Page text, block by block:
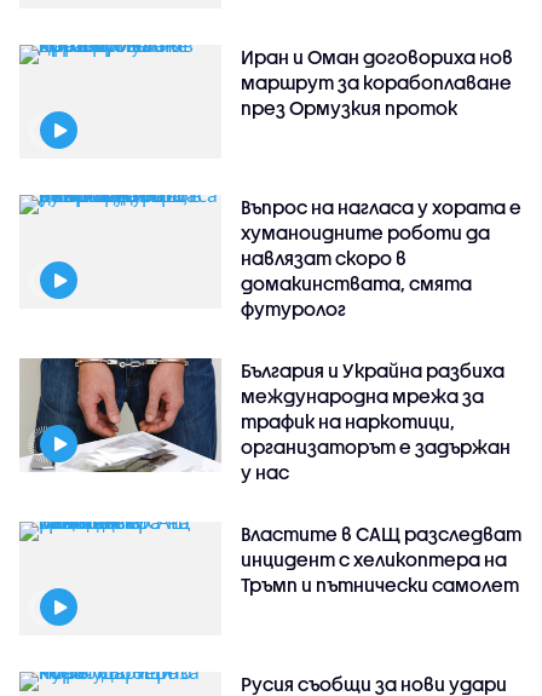
Иран и Оман договориха нов
маршрут за корабоплаване
през Ормузкия проток
Въпрос на нагласа у хората е
хуманоидните роботи да
навлязат скоро в
домакинствата, смята
футуролог
България и Украйна разбиха
международна мрежа за
трафик на наркотици,
организаторът е задържан
у нас
Властите в САЩ разследват
инцидент с хеликоптера на
Тръмп и пътнически самолет
Русия съобщи за нови удари